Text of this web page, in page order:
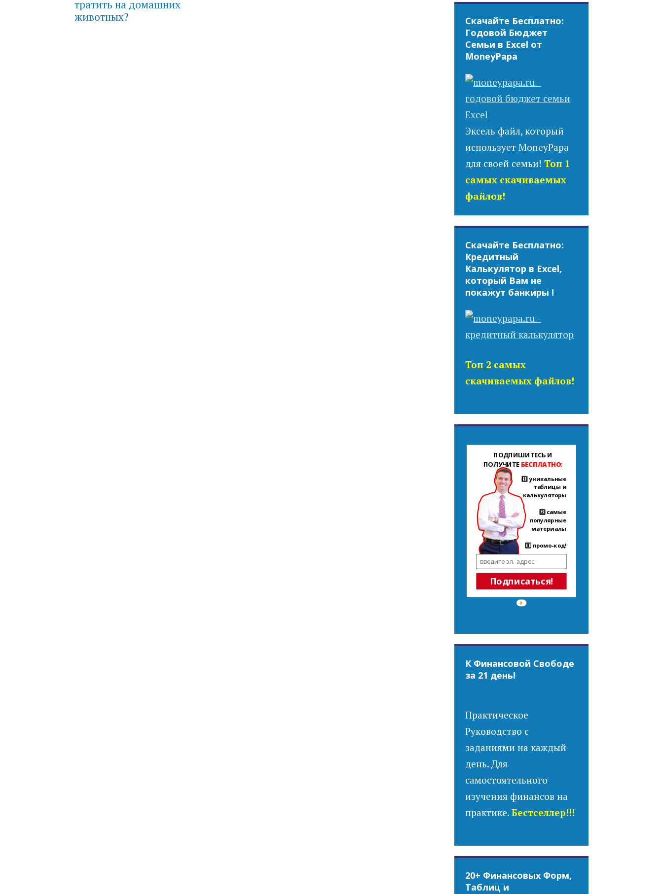
тратить на домашних
животных?
Скачайте Бесплатно:
Годовой Бюджет
Семьи в Excel от
MoneyPapa
Эксель файл, который
использует MoneyPapa
для своей семьи!Топ 1
самых скачиваемых
файлов!
Скачайте Бесплатно:
Кредитный
Калькулятор в Excel,
который Вам не
покажут банкиры !
Топ 2 самых
скачиваемых файлов!
Подписаться!
ПОДПИШИТЕСЬ И
ПОЛУЧИТЕ БЕСПЛАТНО:
1️⃣ уникальные
таблицы и
калькуляторы
2️⃣ самые
популярные
материалы
3️⃣ промо-код!
К Финансовой Свободе
за 21 день!
Практическое
Руководство с
заданиями на каждый
день. Для
самостоятельного
изучения финансов на
практике.Бестселлер!!!
20+ Финансовых Форм,
Таблиц и